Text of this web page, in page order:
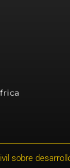
sobre